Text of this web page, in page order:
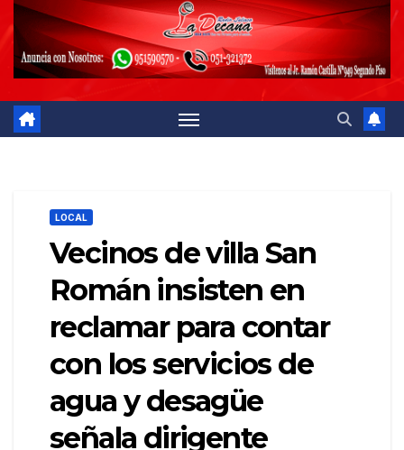
LOCAL
Vecinos de villa San
Román insisten en
reclamar para contar
con los servicios de
agua y desagüe
señala dirigente